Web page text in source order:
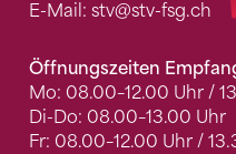
E-Mail: stv@stv-fsg.ch
Öffnungszeiten
Mo: 08.00–12.00 Uhr /
Di-Do: 08.00–13.00 Uhr
Fr: 08.00–12.00 Uhr /